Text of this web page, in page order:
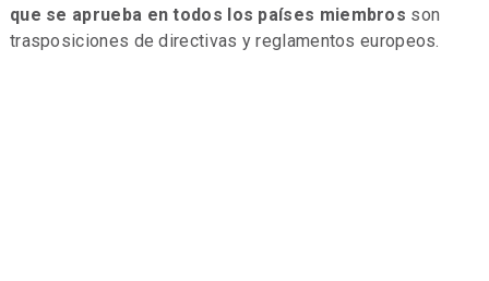
que se aprueba en todos los países miembros son
trasposiciones de directivas y reglamentos europeos.